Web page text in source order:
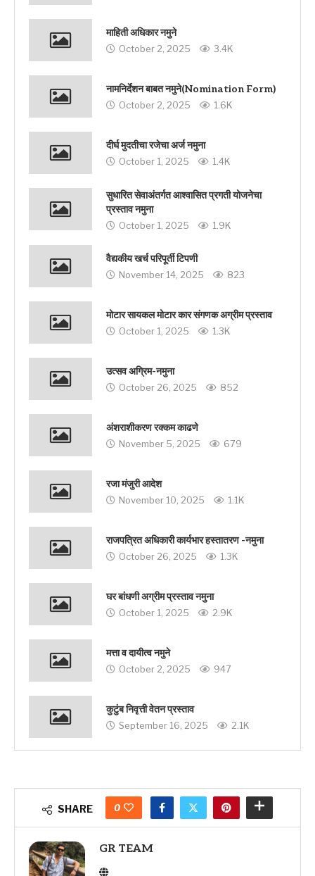
माहिती अधिकार नमुने
October 2, 2025 3.4K
नामनिर्देशन बाबत नमुने(Nomination Form)
October 2, 2025 1.6K
दीर्घ मुदतीचा रजेचा अर्ज नमुना
October 1, 2025 1.4K
सुधारित सेवाअंतर्गत आश्वासित प्रगती योजनेचा
प्रस्ताव नमुना
October 1, 2025 1.9K
वैद्यकीय खर्च परिपूर्ती टिपणी
November 14, 2025 823
मोटार सायकल मोटार कार संगणक अग्रीम प्रस्ताव
October 1, 2025 1.3K
उत्सव अग्रिम-नमुना
October 26, 2025 852
अंशराशीकरण रक्कम काढणे
November 5, 2025 679
रजा मंजुरी आदेश
November 10, 2025 1.1K
राजपत्रित अधिकारी कार्यभार हस्तातरण -नमुना
October 26, 2025 1.3K
घर बांधणी अग्रीम प्रस्ताव नमुना
October 1, 2025 2.9K
मत्ता व दायीत्व नमुने
October 2, 2025 947
कुटुंब निवृत्ती वेतन प्रस्ताव
September 16, 2025 2.1K
SHARE 0
GR TEAM